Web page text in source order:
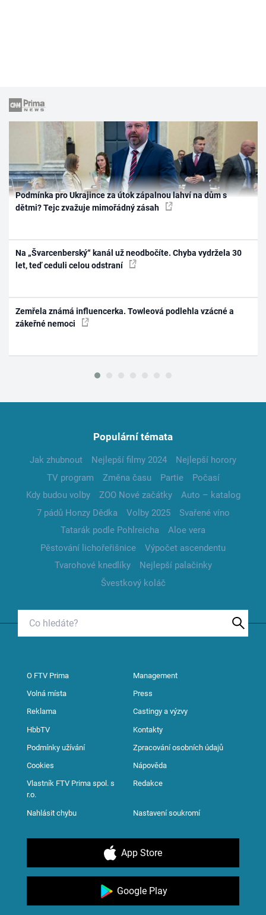
Podmínka pro Ukrajince za útok zápalnou lahví na dům s
dětmi? Tejc zvažuje mimořádný zásah
Na „Švarcenberský“ kanál už neodbočíte. Chyba vydržela 30
let, teď ceduli celou odstraní
Zemřela známá influencerka. Towleová podlehla vzácné a
zákeřné nemoci
Populární témata
Jak zhubnout Nejlepší filmy 2024
Nejlepší horory
TV program
Změna času Partie
Počasí
Kdy budou volby
ZOO Nové začátky
Auto – katalog
7 pádů Honzy Dědka
Volby 2025
Svařené víno
Tatarák podle Pohlreicha
Aloe vera
Pěstování lichořeřišnice
Výpočet ascendentu
Tvarohové knedlíky
Nejlepší palačinky
Švestkový koláč
O FTV Prima Management
Volná místa Press
Reklama Castingy a výzvy
HbbTV Kontakty
Podmínky užívání Zpracování osobních údajů
Cookies Nápověda
Vlastník FTV Prima spol. s
r.o.
Redakce
Nahlásit chybu Nastavení soukromí
App Store
Google Play